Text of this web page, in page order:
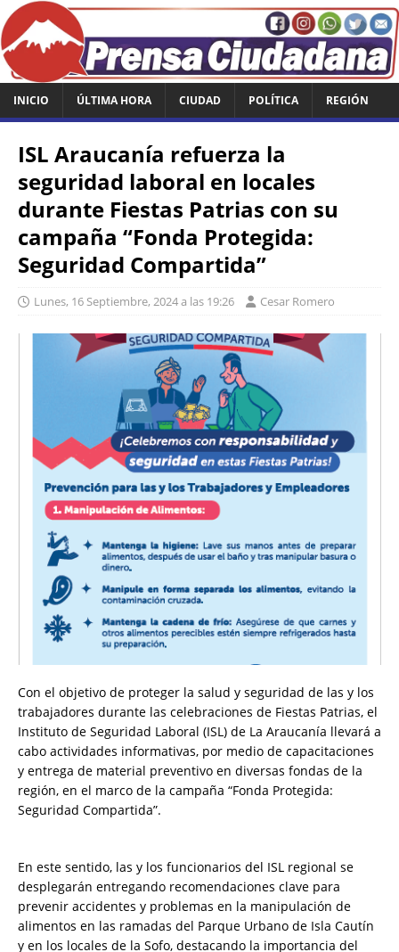
INICIO ÚLTIMA HORA CIUDAD POLÍTICA REGIÓN
ISL Araucanía refuerza la
seguridad laboral en locales
durante Fiestas Patrias con su
campaña “Fonda Protegida:
Seguridad Compartida”
Lunes, 16 Septiembre, 2024 a las 19:26 Cesar Romero
Con el objetivo de proteger la salud y seguridad de las y los
trabajadores durante las celebraciones de Fiestas Patrias, el
Instituto de Seguridad Laboral (ISL) de La Araucanía llevará a
cabo actividades informativas, por medio de capacitaciones
y entrega de material preventivo en diversas fondas de la
región, en el marco de la campaña “Fonda Protegida:
Seguridad Compartida”.
En este sentido, las y los funcionarios del ISL regional se
desplegarán entregando recomendaciones clave para
prevenir accidentes y problemas en la manipulación de
alimentos en las ramadas del Parque Urbano de Isla Cautín
y en los locales de la Sofo, destacando la importancia del